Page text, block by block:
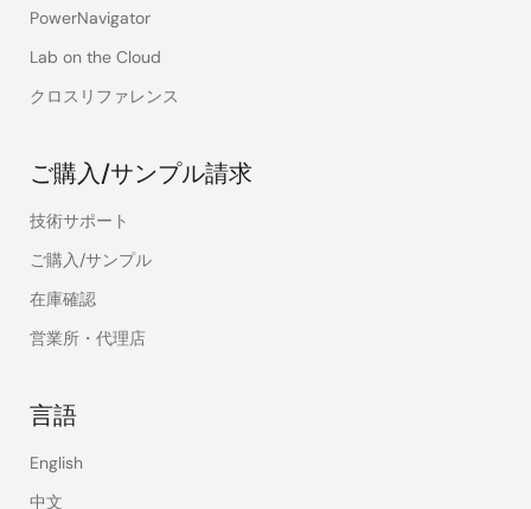
PowerNavigator
Lab on the Cloud
クロスリファレンス
ご購入/サンプル請求
技術サポート
ご購入/サンプル
在庫確認
営業所・代理店
言語
English
中文